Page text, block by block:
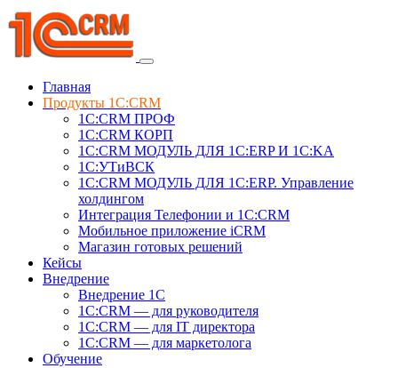
Главная
Продукты 1C:CRM
1С:CRM ПРОФ
1С:CRM КОРП
1С:CRM МОДУЛЬ ДЛЯ 1C:ERP И 1C:KA
1C:УТиВСК
1С:CRM МОДУЛЬ ДЛЯ 1C:ERP. Управление
холдингом
Интеграция Телефонии и 1C:CRM
Мобильное приложение iCRM
Магазин готовых решений
Кейсы
Внедрение
Внедрение 1C
1С:CRM — для руководителя
1С:CRM — для IT директора
1С:CRM — для маркетолога
Обучение